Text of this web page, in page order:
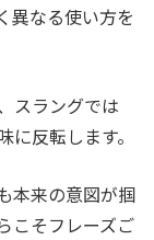
異なる使い方を
スラングでは
に反転します。
本来の意図が掴
こそフレーズご